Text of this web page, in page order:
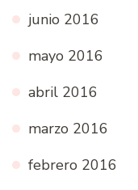
junio 2016
mayo 2016
abril 2016
marzo 2016
febrero 2016